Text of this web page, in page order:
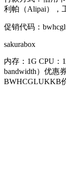
利帕（Alipai），
促销代码：
sakurabox
内存：1G CPU：
bandwidth）优惠
BWHCGLUKKB